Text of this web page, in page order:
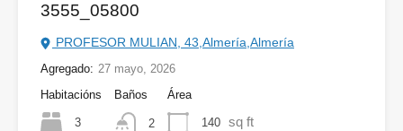
3555_05800
PROFESOR MULIAN, 43,Almería,Almería
Agregado: 27 mayo, 2026
Habitacións
3
Baños
2
Área
140 sq ft